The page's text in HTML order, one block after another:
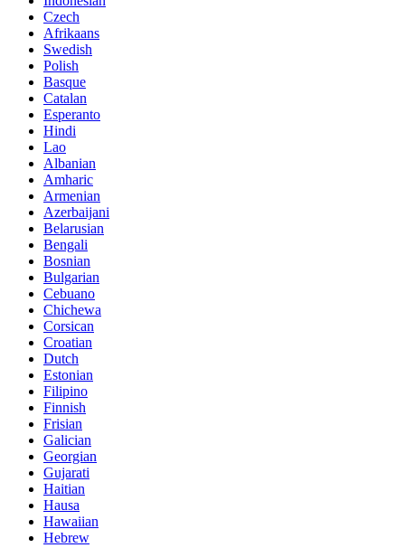
Czech
Afrikaans
Swedish
Polish
Basque
Catalan
Esperanto
Hindi
Lao
Albanian
Amharic
Armenian
Azerbaijani
Belarusian
Bengali
Bosnian
Bulgarian
Cebuano
Chichewa
Corsican
Croatian
Dutch
Estonian
Filipino
Finnish
Frisian
Galician
Georgian
Gujarati
Haitian
Hausa
Hawaiian
Hebrew